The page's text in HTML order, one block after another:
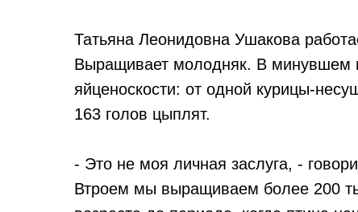
Татьяна Леонидовна Ушакова
Выращивает молодняк. В минувшем
яйценоскости: от одной курицы-
163 голов цыплят.
- Это не моя личная заслуга, -
Втроем мы выращиваем более 200